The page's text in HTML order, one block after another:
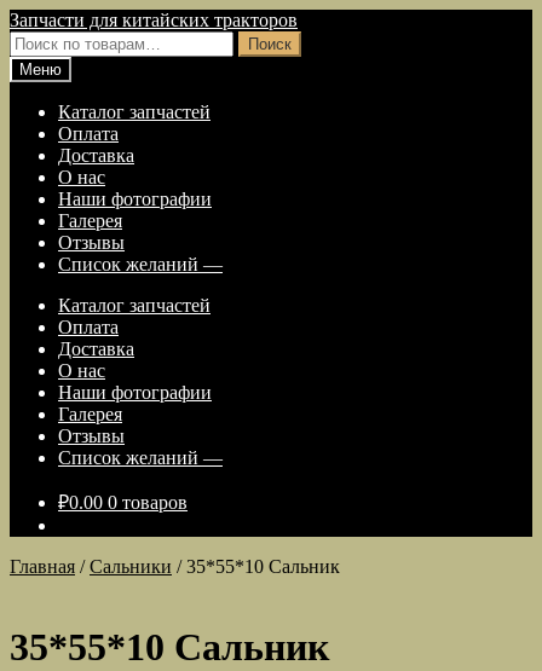
Перейти
к
навигации
Перейти
к
содержимому
Запчасти для китайских тракторов
Искать:
Поиск
Меню
Каталог запчастей
Оплата
Доставка
О нас
Наши фотографии
Галерея
Отзывы
Список желаний —
Каталог запчастей
Оплата
Доставка
О нас
Наши фотографии
Галерея
Отзывы
Список желаний —
₽0.00 0 товаров
Главная /Сальники /35*55*10 Сальник
35*55*10 Сальник